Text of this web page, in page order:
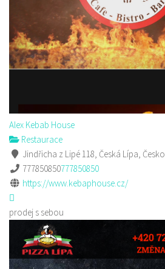
Alex Kebab House
Restaurace
Jindřicha z Lipé 118, Česká Lípa, Česko
777850850777850850
https://www.kebaphouse.cz/
prodej s sebou